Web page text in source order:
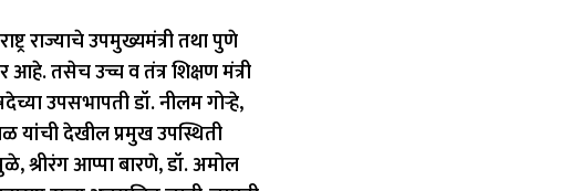
राज्याचे उपमुख्यमंत्री तथा पुणे
आहे. तसेच उच्च व तंत्र शिक्षण मंत्री
उपसभापती डॉ. नीलम गोऱ्हे,
यांची देखील प्रमुख उपस्थिती
श्रीरंग आप्पा बारणे, डॉ. अमोल